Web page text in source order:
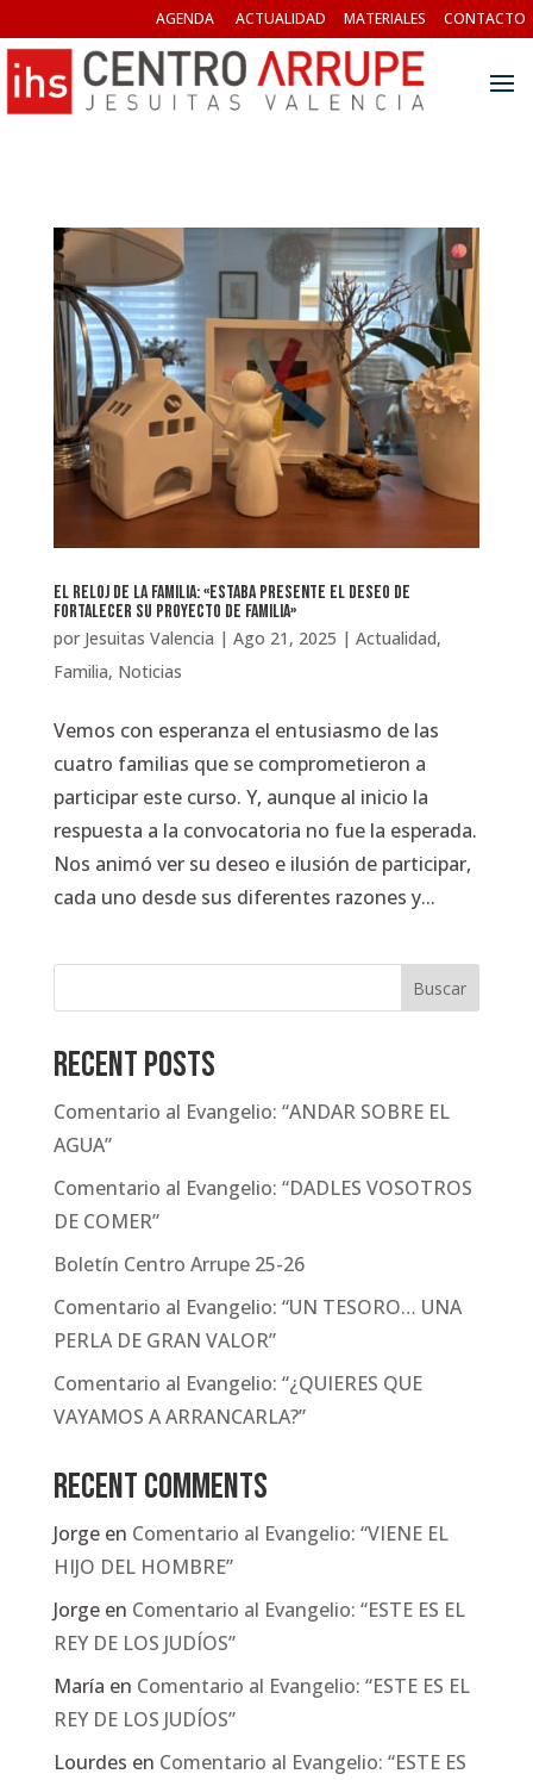
AGENDA ACTUALIDAD MATERIALES CONTACTO
El Reloj de la Familia: «estaba presente el deseo de
fortalecer su proyecto de familia»
por Jesuitas Valencia | Ago 21, 2025 | Actualidad,
Familia, Noticias
Vemos con esperanza el entusiasmo de las
cuatro familias que se comprometieron a
participar este curso. Y, aunque al inicio la
respuesta a la convocatoria no fue la esperada.
Nos animó ver su deseo e ilusión de participar,
cada uno desde sus diferentes razones y...
Buscar
Recent Posts
Comentario al Evangelio: “ANDAR SOBRE EL
AGUA”
Comentario al Evangelio: “DADLES VOSOTROS
DE COMER”
Boletín Centro Arrupe 25-26
Comentario al Evangelio: “UN TESORO… UNA
PERLA DE GRAN VALOR”
Comentario al Evangelio: “¿QUIERES QUE
VAYAMOS A ARRANCARLA?”
Recent Comments
Jorgeen Comentario al Evangelio: “VIENE EL
HIJO DEL HOMBRE”
Jorgeen Comentario al Evangelio: “ESTE ES EL
REY DE LOS JUDÍOS”
María en Comentario al Evangelio: “ESTE ES EL
REY DE LOS JUDÍOS”
Lourdes en Comentario al Evangelio: “ESTE ES